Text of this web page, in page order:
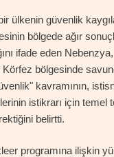
ülkenin güvenlik
bölgede ağır
ifade eden Nebenzya,
Körfez bölgesinde
kavramının,
istikrarı için temel
belirtti.
programına ilişkin